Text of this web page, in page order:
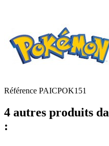
Référence PAICPOK151
4 autres produits
: